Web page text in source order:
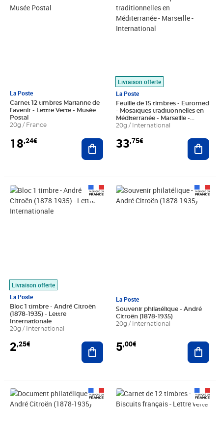
La Poste
Carnet 12 timbres Marianne de
l'avenir - Lettre Verte - Musée
Postal
20g / France
18,24€ Ajouter au panier
Livraison offerte
La Poste
Feuille de 15 timbres - Euromed
- Mosaïques traditionnelles en
Méditerranée - Marseille -
International
20g / International
33,75€
Livraison offerte
La Poste
Bloc 1 timbre - André Citroën
(1878-1935) - Lettre
Internationale
20g / International
2,25€
Prix 2,25€
Ajouter au panier
La Poste
Souvenir philatélique - André
Citroën (1878-1935)
20g / International
5,00€
Prix 5,00€
Prix 6,50€ Prix 18,24€